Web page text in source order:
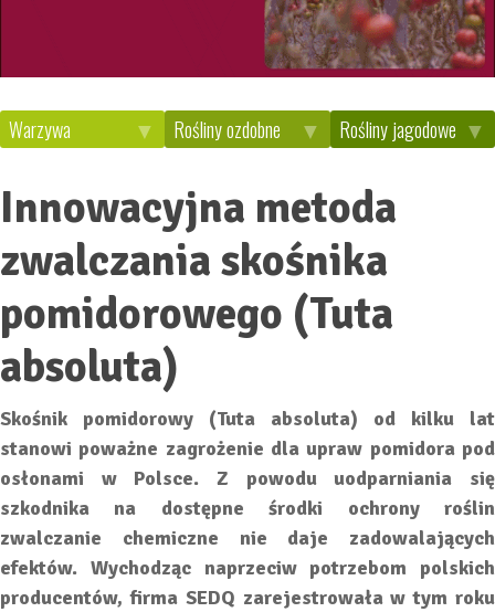
Warzywa Rośliny ozdobne Rośliny jagodowe
Innowacyjna metoda
zwalczania skośnika
pomidorowego (Tuta
absoluta)
Skośnik pomidorowy (Tuta absoluta) od kilku lat
stanowi poważne zagrożenie dla upraw pomidora pod
osłonami w Polsce. Z powodu uodparniania się
szkodnika na dostępne środki ochrony roślin
zwalczanie chemiczne nie daje zadowalających
efektów. Wychodząc naprzeciw potrzebom polskich
producentów, firma SEDQ zarejestrowała w tym roku